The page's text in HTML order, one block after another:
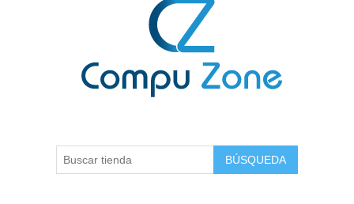
BÚSQUEDA